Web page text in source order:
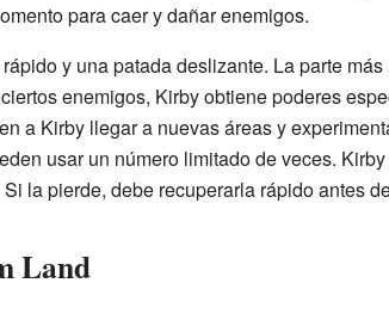
para caer y dañar enemigos.
y una patada deslizante. La parte
enemigos, Kirby obtiene poderes
a Kirby llegar a nuevas áreas y
usar un número limitado de veces.
la pierde, debe recuperarla rápido antes
Land